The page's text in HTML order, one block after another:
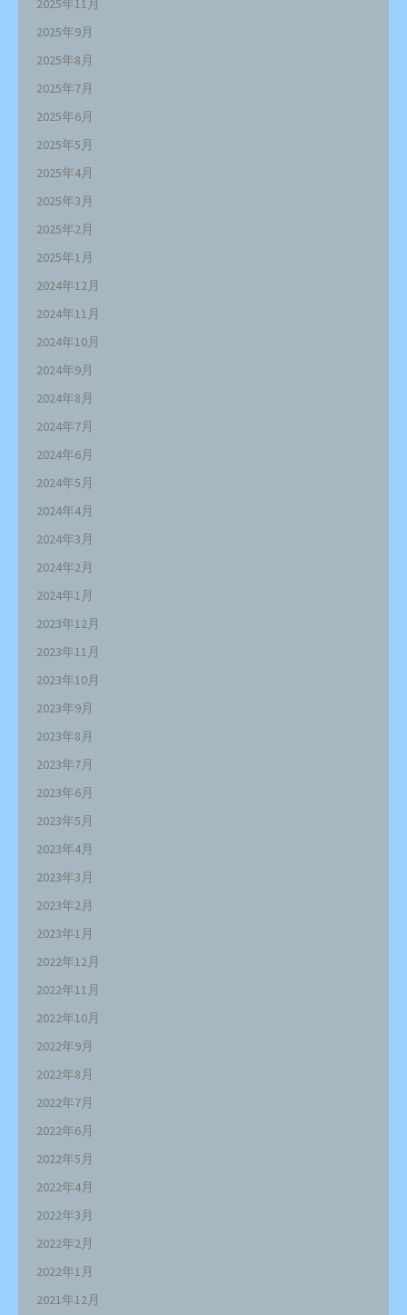
2025年9月
2025年8月
2025年7月
2025年6月
2025年5月
2025年4月
2025年3月
2025年2月
2025年1月
2024年12月
2024年11月
2024年10月
2024年9月
2024年8月
2024年7月
2024年6月
2024年5月
2024年4月
2024年3月
2024年2月
2024年1月
2023年12月
2023年11月
2023年10月
2023年9月
2023年8月
2023年7月
2023年6月
2023年5月
2023年4月
2023年3月
2023年2月
2023年1月
2022年12月
2022年11月
2022年10月
2022年9月
2022年8月
2022年7月
2022年6月
2022年5月
2022年4月
2022年3月
2022年2月
2022年1月
2021年12月